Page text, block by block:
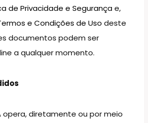
de Privacidade e Segurançae,
e Condições de Uso deste
documentos podem ser
a qualquer momento.
opera, diretamente ou por meio